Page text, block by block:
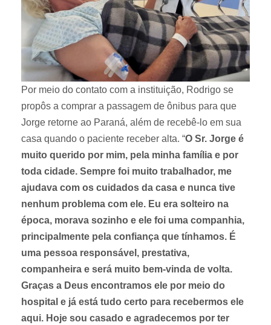
Por meio do contato com a instituição, Rodrigo se
propôs a comprar a passagem de ônibus para que
Jorge retorne ao Paraná, além de recebê-lo em sua
casa quando o paciente receber alta. “O Sr. Jorge é
muito querido por mim, pela minha família e por
toda cidade. Sempre foi muito trabalhador, me
ajudava com os cuidados da casa e nunca tive
nenhum problema com ele. Eu era solteiro na
época, morava sozinho e ele foi uma companhia,
principalmente pela confiança que tínhamos. É
uma pessoa responsável, prestativa,
companheira e será muito bem-vinda de volta.
Graças a Deus encontramos ele por meio do
hospital e já está tudo certo para recebermos ele
aqui. Hoje sou casado e agradecemos por ter